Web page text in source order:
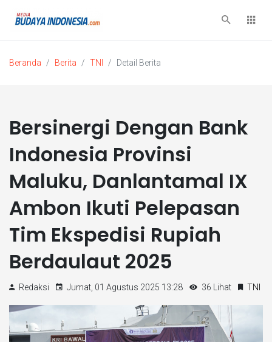
Beranda Berita TNI Detail Berita
Bersinergi Dengan Bank
Indonesia Provinsi
Maluku, Danlantamal IX
Ambon Ikuti Pelepasan
Tim Ekspedisi Rupiah
Berdaulaut 2025
Redaksi Jumat, 01 Agustus 2025 13:28 36 Lihat TNI